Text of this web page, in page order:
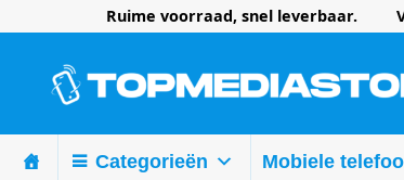
Ruime voorraad, snel leverbaar.
Categorieën Mobiele